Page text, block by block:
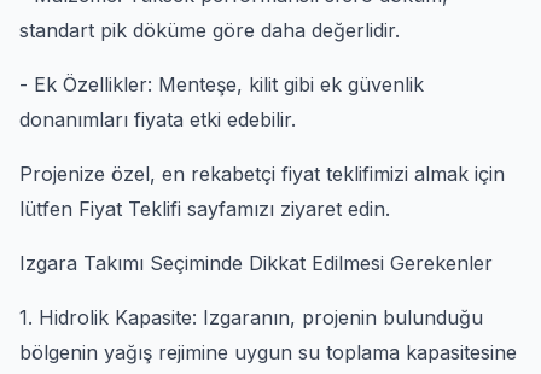
standart pik döküme göre daha değerlidir.
- Ek Özellikler: Menteşe, kilit gibi ek güvenlik
donanımları fiyata etki edebilir.
Projenize özel, en rekabetçi fiyat teklifimizi almak için
lütfen Fiyat Teklifi sayfamızı ziyaret edin.
Izgara Takımı Seçiminde Dikkat Edilmesi Gerekenler
1. Hidrolik Kapasite: Izgaranın, projenin bulunduğu
bölgenin yağış rejimine uygun su toplama kapasitesine